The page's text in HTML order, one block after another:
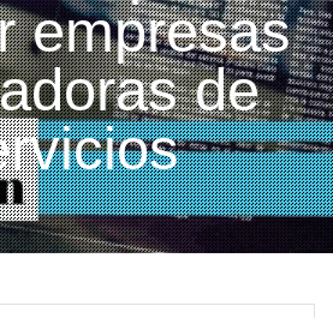
empresas
de